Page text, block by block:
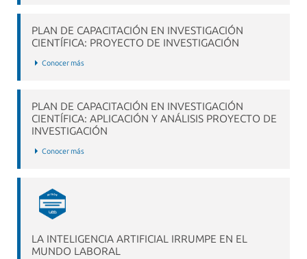
PLAN DE CAPACITACIÓN EN INVESTIGACIÓN
CIENTÍFICA: PROYECTO DE INVESTIGACIÓN
Conocer más
PLAN DE CAPACITACIÓN EN INVESTIGACIÓN
CIENTÍFICA: APLICACIÓN Y ANÁLISIS PROYECTO DE
INVESTIGACIÓN
Conocer más
LA INTELIGENCIA ARTIFICIAL IRRUMPE EN EL
MUNDO LABORAL